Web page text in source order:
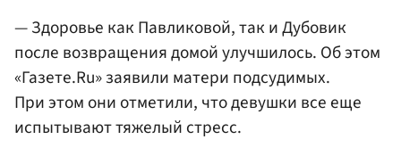
— Здоровье как Павликовой, так и Дубовик
после возвращения домой улучшилось. Об этом
«Газете.Ru» заявили матери подсудимых.
При этом они отметили, что девушки все еще
испытывают тяжелый стресс.